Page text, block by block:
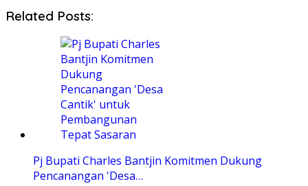
Related Posts:
Pj Bupati Charles Bantjin Komitmen Dukung
Pencanangan 'Desa…